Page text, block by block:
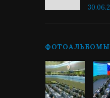
ФОТОАЛЬБОМЫ